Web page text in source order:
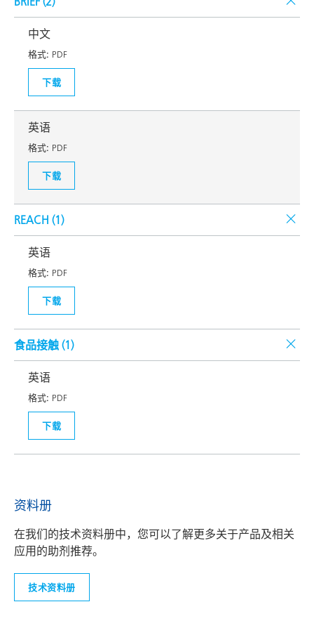
中文
格式: PDF
下载
英语
格式: PDF
下载
REACH (1)
英语
格式: PDF
下载
食品接触 (1)
英语
格式: PDF
下载
资料册
在我们的技术资料册中，您可以了解更多关于产品及相关
应用的助剂推荐。
技术资料册